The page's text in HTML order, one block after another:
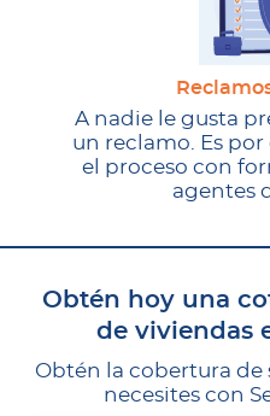
A nadie le gusta
un reclamo. Es
el proceso con
agentes
Obtén hoy una
de viviendas
Obtén la cobertura de
necesites con